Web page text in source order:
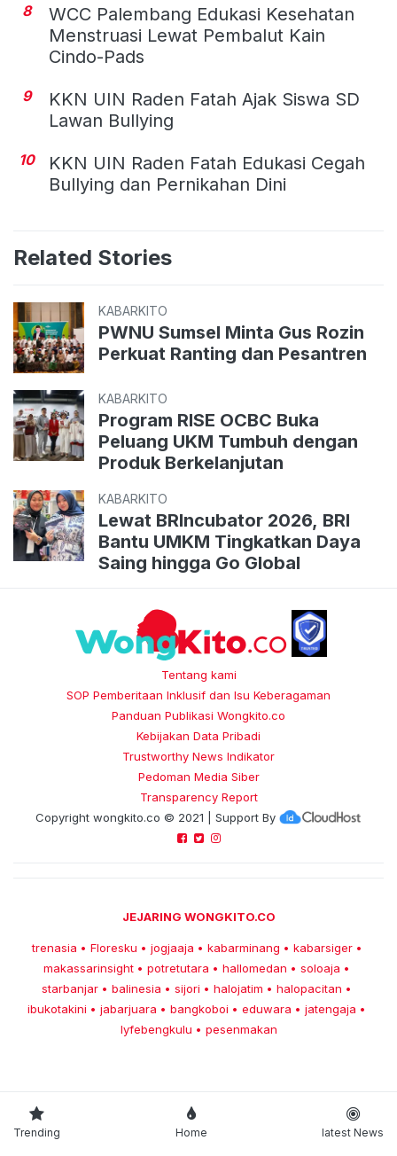
8
WCC Palembang Edukasi Kesehatan
Menstruasi Lewat Pembalut Kain
Cindo-Pads
9
KKN UIN Raden Fatah Ajak Siswa SD
Lawan Bullying
10
KKN UIN Raden Fatah Edukasi Cegah
Bullying dan Pernikahan Dini
Related Stories
KABARKITO
PWNU Sumsel Minta Gus Rozin
Perkuat Ranting dan Pesantren
KABARKITO
Program RISE OCBC Buka
Peluang UKM Tumbuh dengan
Produk Berkelanjutan
KABARKITO
Lewat BRIncubator 2026, BRI
Bantu UMKM Tingkatkan Daya
Saing hingga Go Global
Tentang kami
SOP Pemberitaan Inklusif dan Isu Keberagaman
Panduan Publikasi Wongkito.co
Kebijakan Data Pribadi
Trustworthy News Indikator
Pedoman Media Siber
Transparency Report
Copyright wongkito.co © 2021 | Support By
JEJARING WONGKITO.CO
trenasia • Floresku • jogjaaja • kabarminang • kabarsiger •
makassarinsight • potretutara • hallomedan • soloaja •
starbanjar • balinesia • sijori • halojatim • halopacitan •
ibukotakini • jabarjuara • bangkoboi • eduwara • jatengaja •
lyfebengkulu • pesenmakan
Trending Home latest News